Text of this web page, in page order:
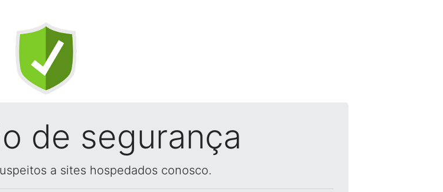
de segurança
a sites hospedados conosco.